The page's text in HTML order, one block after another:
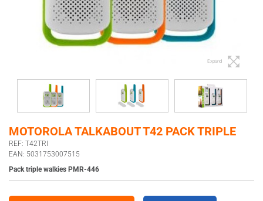
Expand
MOTOROLA TALKABOUT T42 PACK TRIPLE
REF: T42TRI
EAN: 5031753007515
Pack triple walkies PMR-446